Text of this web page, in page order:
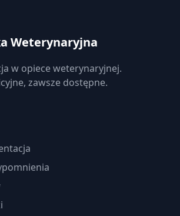
Weterynaryjna
w opiece weterynaryjnej.
zawsze dostępne.